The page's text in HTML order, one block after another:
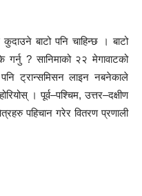
बाटो पनि चाहिन्छ । बाटो
? सानिमाको २२ मेगावाटको
पनि ट्रान्समिसन लाइन नबनेकाले
। पूर्व–पश्चिम, उत्तर–दक्षीण
पहिचान गरेर वितरण प्रणाली